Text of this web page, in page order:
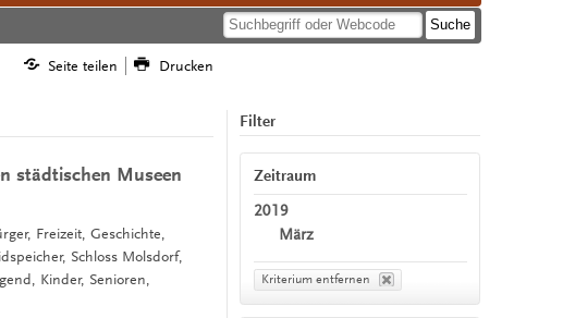
Seite teilen Drucken
städtischen Museen
Freizeit, Geschichte,
Schloss Molsdorf,
Kinder, Senioren,
Filter
Zeitraum
2019
März
Kriterium entfernen